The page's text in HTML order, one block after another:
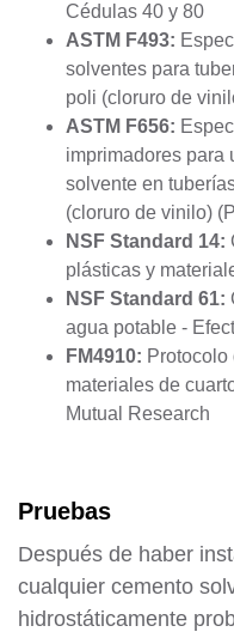
Cédulas 40 y 80
ASTM F493:
solventes para
poli (cloruro de
ASTM F656:
imprimadores para
solvente en
(cloruro de vinilo)
NSF Standard 14:
plásticas y
NSF Standard 61:
agua potable -
FM4910:
materiales de
Mutual Research
Pruebas
Después de haber
cualquier cemento
hidrostáticamente